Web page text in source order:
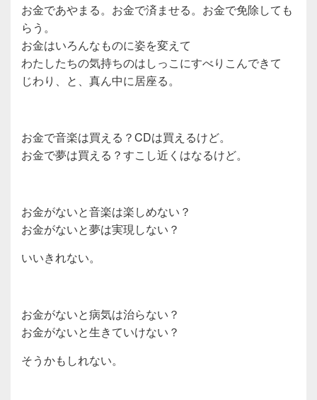
お金であやまる。お金で済ませる。お金で免除しても
らう。
お金はいろんなものに姿を変えて
わたしたちの気持ちのはしっこにすべりこんできて
じわり、と、真ん中に居座る。
お金で音楽は買える？CDは買えるけど。
お金で夢は買える？すこし近くはなるけど。
お金がないと音楽は楽しめない？
お金がないと夢は実現しない？
いいきれない。
お金がないと病気は治らない？
お金がないと生きていけない？
そうかもしれない。